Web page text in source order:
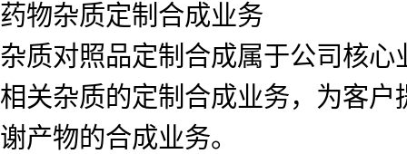
药物杂质定制合成业务
杂质对照品定制合成属于公司核
相关杂质的定制合成业务，为客
谢产物的合成业务。